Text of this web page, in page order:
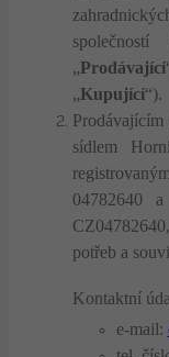
„Prodávající
„Kupující“).
sídlem
04782640
potřeb a
Kontaktní údaje
e-mail: